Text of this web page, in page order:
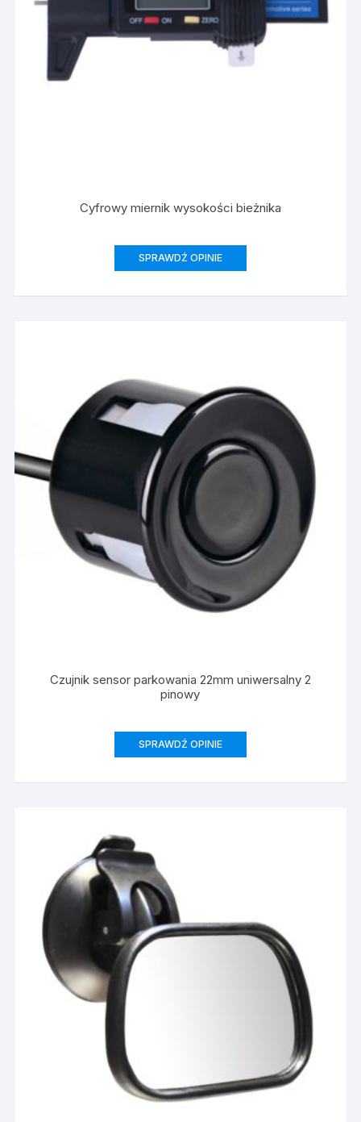
Cyfrowy miernik wysokości bieżnika
SPRAWDŹ OPINIE
Czujnik sensor parkowania 22mm uniwersalny 2
pinowy
SPRAWDŹ OPINIE